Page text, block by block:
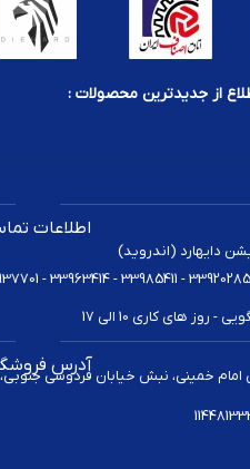
از جدیدترین محصولات :
اطلاعات
دایهارد (اندروید)
روز های کاری 10 الی 17
آدرس
امام خمینی، نبش خیابان فردوسی